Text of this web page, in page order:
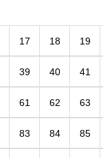
17 18 19
39 40 41
61 62 63
83 84 85